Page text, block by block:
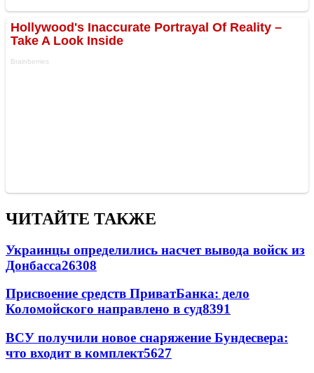
ЧИТАЙТЕ ТАКЖЕ
Украинцы определились насчет вывода войск из
Донбасса26308
Присвоение средств ПриватБанка: дело
Коломойского направлено в суд8391
ВСУ получили новое снаряжение Бундесвера:
что входит в комплект5627